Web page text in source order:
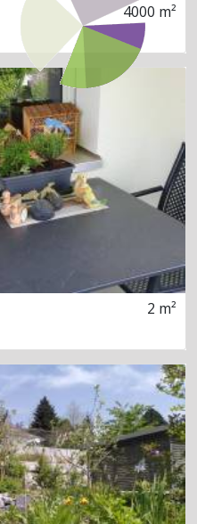
4000 m²
2 m²